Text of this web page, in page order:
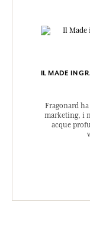
IL MADE IN
Fragonard ha
marketing, i
acque